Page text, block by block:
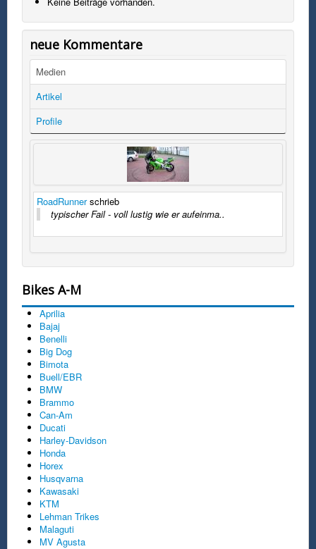
neue Kommentare
Medien
Artikel
Profile
RoadRunnerschrieb
typischer Fail - voll lustig wie er aufeinma..
Bikes A-M
Aprilia
Bajaj
Benelli
Big Dog
Bimota
Buell/EBR
BMW
Brammo
Can-Am
Ducati
Harley-Davidson
Honda
Horex
Husqvarna
Kawasaki
KTM
Lehman Trikes
Malaguti
MV Agusta